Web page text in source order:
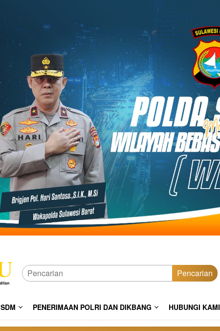
Pencarian
PENERIMAAN POLRI DAN DIKBANG HUBUNGI KAMI